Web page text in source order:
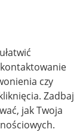
czy
Zadbaj
jak Twoja